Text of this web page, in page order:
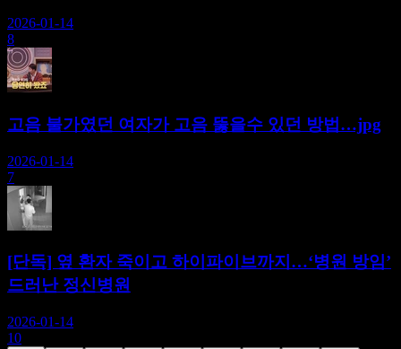
2026-01-14
8
고음 불가였던 여자가 고음 뚫을수 있던 방법…jpg
2026-01-14
7
[단독] 옆 환자 죽이고 하이파이브까지…‘병원 방임’
드러난 정신병원
2026-01-14
10